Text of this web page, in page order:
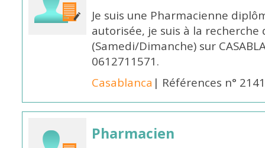
Je suis une Pharmacienne
autorisée, je suis à la
(Samedi/Dimanche) sur
0612711571.
Casablanca | Références n°
Pharmacien